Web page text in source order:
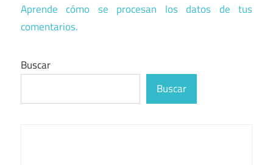
Aprende cómo se procesan los datos de tus
comentarios.
Buscar
Buscar